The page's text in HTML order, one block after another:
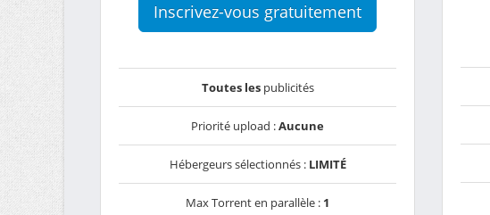
Inscrivez-vous gratuitement
Toutes lespublicités
Priorité upload :Aucune
Hébergeurs sélectionnés : LIMITÉ
Max Torrent en parallèle : 1